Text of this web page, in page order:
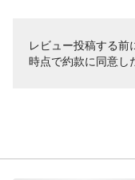
レビュー投稿する前
時点で約款に同意し